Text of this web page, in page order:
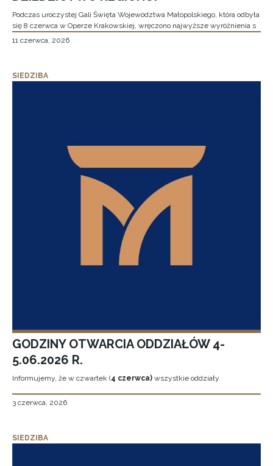
Podczas uroczystej Gali Święta Województwa Małopolskiego, która odbyła
się 8 czerwca w Operze Krakowskiej, wręczono najwyższe wyróżnienia s
11 czerwca, 2026
SIEDZIBA
GODZINY OTWARCIA ODDZIAŁÓW 4-
5.06.2026 R.
Informujemy, że w czwartek (4 czerwca) wszystkie oddziały
3 czerwca, 2026
SIEDZIBA